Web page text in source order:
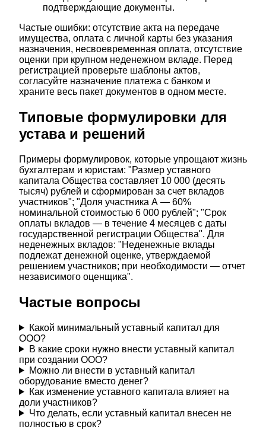
подтверждающие документы.
Частые ошибки: отсутствие акта на передаче
имущества, оплата с личной карты без указания
назначения, несвоевременная оплата, отсутствие
оценки при крупном неденежном вкладе. Перед
регистрацией проверьте шаблоны актов,
согласуйте назначение платежа с банком и
храните весь пакет документов в одном месте.
Типовые формулировки для
устава и решений
Примеры формулировок, которые упрощают жизнь
бухгалтерам и юристам: "Размер уставного
капитала Общества составляет 10 000 (десять
тысяч) рублей и сформирован за счет вкладов
участников"; "Доля участника А — 60%
номинальной стоимостью 6 000 рублей"; "Срок
оплаты вкладов — в течение 4 месяцев с даты
государственной регистрации Общества". Для
неденежных вкладов: "Неденежные вклады
подлежат денежной оценке, утверждаемой
решением участников; при необходимости — отчет
независимого оценщика".
Частые вопросы
Какой минимальный уставный капитал для
ООО?
В какие сроки нужно внести уставный капитал
при создании ООО?
Можно ли внести в уставный капитал
оборудование вместо денег?
Как изменение уставного капитала влияет на
доли участников?
Что делать, если уставный капитал внесен не
полностью в срок?